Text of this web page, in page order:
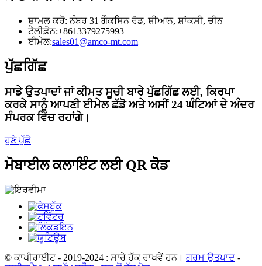
ਸ਼ਾਮਲ ਕਰੋ: ਨੰਬਰ 31 ਗੌਕਸਿਨ ਰੋਡ, ਸ਼ੀਆਨ, ਸ਼ਾਂਕਸੀ, ਚੀਨ
ਟੈਲੀਫ਼ੋਨ:+8613379275993
ਈਮੇਲ:sales01@amco-mt.com
ਪੁੱਛਗਿੱਛ
ਸਾਡੇ ਉਤਪਾਦਾਂ ਜਾਂ ਕੀਮਤ ਸੂਚੀ ਬਾਰੇ ਪੁੱਛਗਿੱਛ ਲਈ, ਕਿਰਪਾ
ਕਰਕੇ ਸਾਨੂੰ ਆਪਣੀ ਈਮੇਲ ਛੱਡੋ ਅਤੇ ਅਸੀਂ 24 ਘੰਟਿਆਂ ਦੇ ਅੰਦਰ
ਸੰਪਰਕ ਵਿੱਚ ਰਹਾਂਗੇ।
ਹੁਣੇ ਪੁੱਛੋ
ਮੋਬਾਈਲ ਕਲਾਇੰਟ ਲਈ QR ਕੋਡ
© ਕਾਪੀਰਾਈਟ - 2019-2024 : ਸਾਰੇ ਹੱਕ ਰਾਖਵੇਂ ਹਨ। ਗਰਮ ਉਤਪਾਦ -